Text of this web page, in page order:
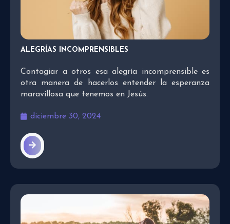
ALEGRÍAS INCOMPRENSIBLES
Contagiar a otros esa alegría incomprensible es
otra manera de hacerlos entender la esperanza
maravillosa que tenemos en Jesús.
diciembre 30, 2024